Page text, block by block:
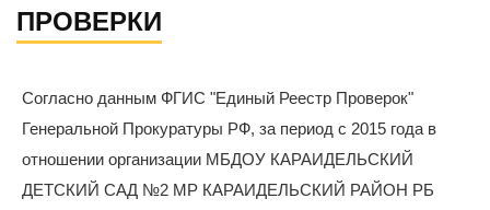
ПРОВЕРКИ
Согласно данным ФГИС "Единый Реестр Проверок"
Генеральной Прокуратуры РФ, за период с 2015 года в
отношении организации МБДОУ КАРАИДЕЛЬСКИЙ
ДЕТСКИЙ САД №2 МР КАРАИДЕЛЬСКИЙ РАЙОН РБ